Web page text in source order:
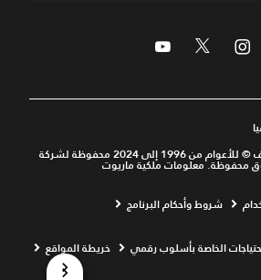
Facebook
Instagram
Twitter
حقوق الطبع والنشر والتأليف © للأعوام من 1996 إلى 2024 محفوظة لشركة
محفوظة. معلومات ملكية ماريوت
Opens a
Opens a new window
شروط وأحكام البرنامج
الخاصة بأسلوب رقمي a new window
خريطة المواقع